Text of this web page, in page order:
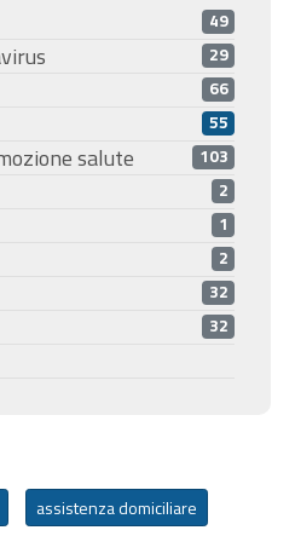
49
29
66
55
salute 103
2
1
2
32
32
assistenza domiciliare